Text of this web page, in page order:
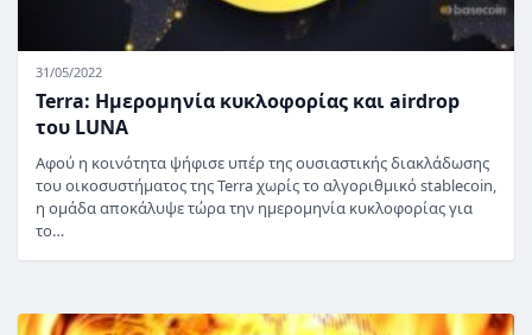
31/05/2022
Terra: Ημερομηνία κυκλοφορίας και airdrop
του LUNA
Αφού η κοινότητα ψήφισε υπέρ της ουσιαστικής διακλάδωσης
του οικοσυστήματος της Terra χωρίς το αλγοριθμικό stablecoin,
η ομάδα αποκάλυψε τώρα την ημερομηνία κυκλοφορίας για
το…